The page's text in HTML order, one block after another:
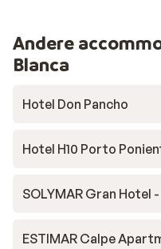
voor betaald hebt.
Andere
Blanca
Hotel Don Pancho
Hotel H10 Porto
SOLYMAR Gran Hotel
ESTIMAR Calpe